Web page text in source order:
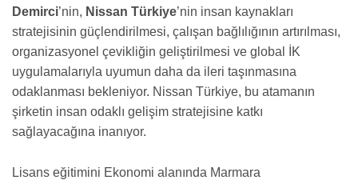
Demirci’nin, Nissan Türkiye’nin insan kaynakları
stratejisinin güçlendirilmesi, çalışan bağlılığının artırılması,
organizasyonel çevikliğin geliştirilmesi ve global İK
uygulamalarıyla uyumun daha da ileri taşınmasına
odaklanması bekleniyor. Nissan Türkiye, bu atamanın
şirketin insan odaklı gelişim stratejisine katkı
sağlayacağına inanıyor.
Lisans eğitimini Ekonomi alanında Marmara